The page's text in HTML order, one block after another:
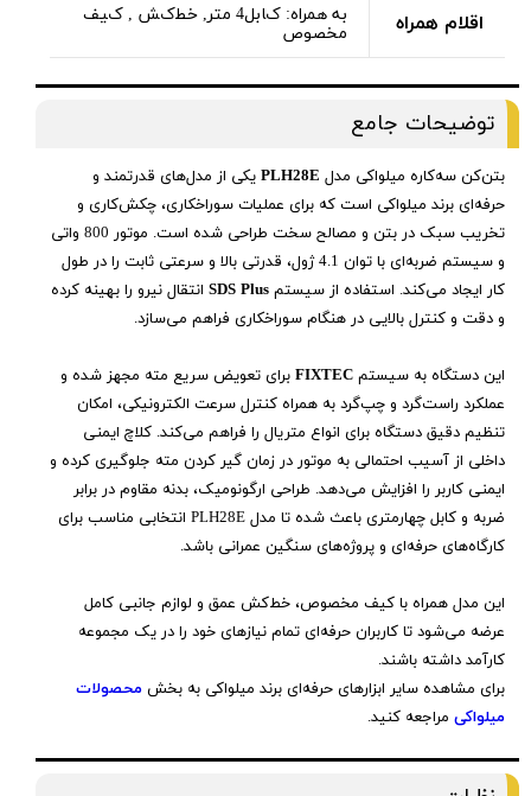
اقلام همراه
به همراه: کﺎﺑﻞ4 ﻣﺘﺮ, ﺧﻄکﺶ , کﯿﻒ
ﻣﺨﺼﻮص
توضیحات جامع
بتن‌کن سه‌کاره میلواکی مدل PLH28E یکی از مدل‌های قدرتمند و
حرفه‌ای برند میلواکی است که برای عملیات سوراخکاری، چکش‌کاری و
تخریب سبک در بتن و مصالح سخت طراحی شده است. موتور 800 واتی
و سیستم ضربه‌ای با توان 4.1 ژول، قدرتی بالا و سرعتی ثابت را در طول
کار ایجاد می‌کند. استفاده از سیستم SDS Plus انتقال نیرو را بهینه کرده
و دقت و کنترل بالایی در هنگام سوراخکاری فراهم می‌سازد.
این دستگاه به سیستم FIXTEC برای تعویض سریع مته مجهز شده و
عملکرد راست‌گرد و چپ‌گرد به همراه کنترل سرعت الکترونیکی، امکان
تنظیم دقیق دستگاه برای انواع متریال را فراهم می‌کند. کلاچ ایمنی
داخلی از آسیب احتمالی به موتور در زمان گیر کردن مته جلوگیری کرده و
ایمنی کاربر را افزایش می‌دهد. طراحی ارگونومیک، بدنه مقاوم در برابر
ضربه و کابل چهارمتری باعث شده تا مدل PLH28E انتخابی مناسب برای
کارگاه‌های حرفه‌ای و پروژه‌های سنگین عمرانی باشد.
این مدل همراه با کیف مخصوص، خط‌کش عمق و لوازم جانبی کامل
عرضه می‌شود تا کاربران حرفه‌ای تمام نیازهای خود را در یک مجموعه
کارآمد داشته باشند.
برای مشاهده سایر ابزارهای حرفه‌ای برند میلواکی به بخش محصولات
میلواکی مراجعه کنید.